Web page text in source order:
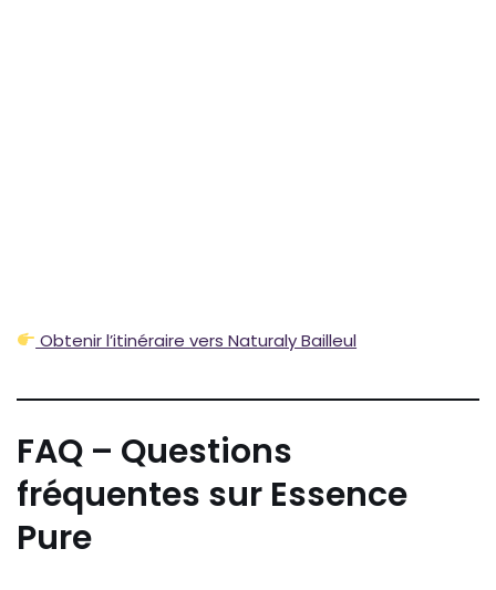
Obtenir l’itinéraire vers Naturaly Bailleul
FAQ – Questions
fréquentes sur Essence
Pure